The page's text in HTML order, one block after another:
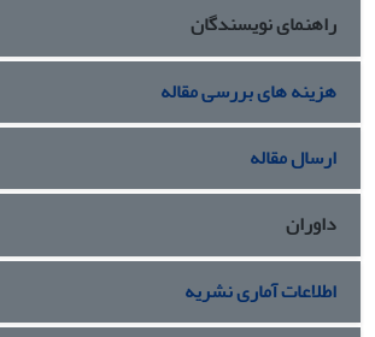
راهنمای نویسندگان
هزینه های بررسی مقاله
ارسال مقاله
داوران
اطلاعات آماری نشریه